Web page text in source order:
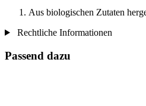
Aus biologischen Zutaten
Rechtliche Informationen
Passend dazu